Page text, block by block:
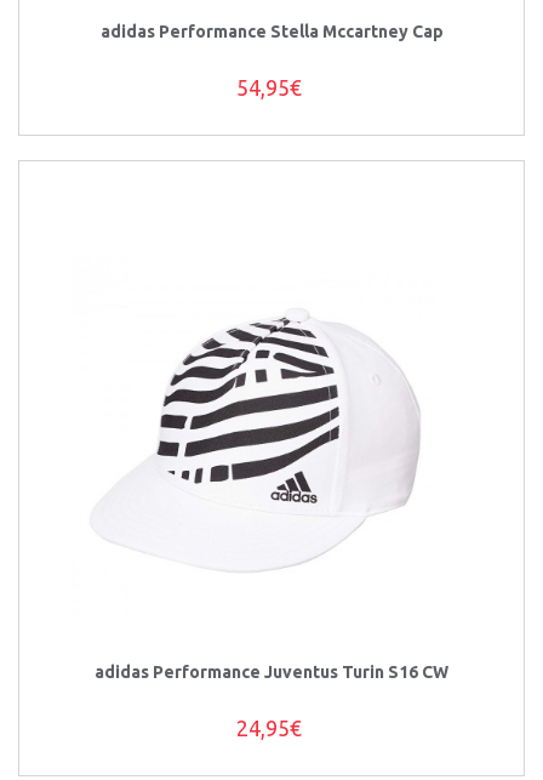
adidas Performance Stella Mccartney Cap
54,95€
adidas Performance Juventus Turin S16 CW
24,95€